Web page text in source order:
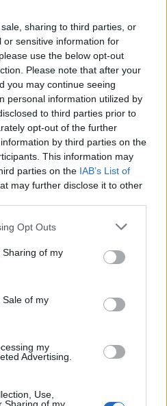
sharing to third parties, or
or sensitive information for
use the below opt-out
Please note that after your
you may continue seeing
personal information utilized by
to third parties prior to
opt-out of the further
by third parties on the
This information may
parties on the IAB’s List of
may further disclose it to other
Opt Outs
of my
of my
my
Advertising.
Use,
της